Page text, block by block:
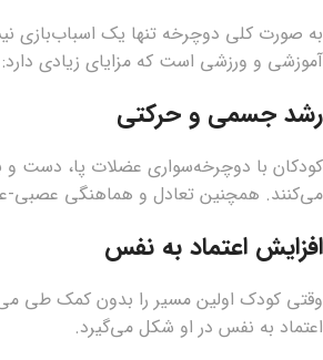
به صورت کلی دوچرخه تنها یک اسباب‌بازی
آموزشی و ورزشی است که مزایای زیادی دارد:
رشد جسمی و حرکتی
کودکان با دوچرخه‌سواری عضلات پا، دست و
می‌کنند. همچنین تعادل و هماهنگی عصبی-
افزایش اعتماد به نفس
وقتی کودک اولین مسیر را بدون کمک طی
اعتماد به نفس در او شکل می‌گیرد.